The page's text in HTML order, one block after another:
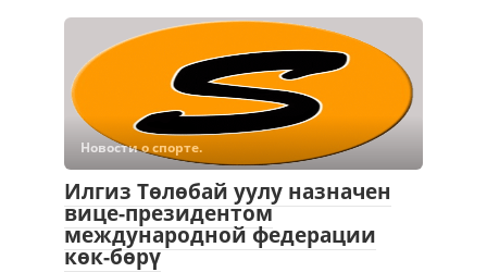
Новости о спорте.
Илгиз Төлөбай уулу назначен
вице-президентом
международной федерации
көк-бөрү